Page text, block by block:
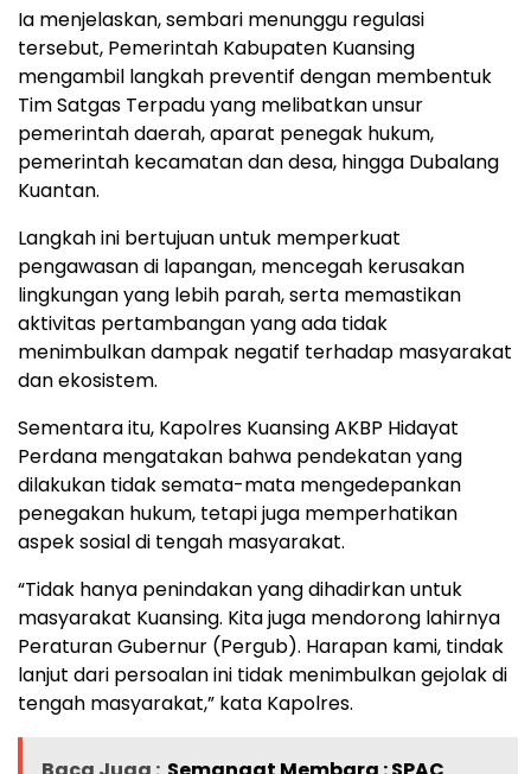
Ia menjelaskan, sembari menunggu regulasi
tersebut, Pemerintah Kabupaten Kuansing
mengambil langkah preventif dengan membentuk
Tim Satgas Terpadu yang melibatkan unsur
pemerintah daerah, aparat penegak hukum,
pemerintah kecamatan dan desa, hingga Dubalang
Kuantan.
Langkah ini bertujuan untuk memperkuat
pengawasan di lapangan, mencegah kerusakan
lingkungan yang lebih parah, serta memastikan
aktivitas pertambangan yang ada tidak
menimbulkan dampak negatif terhadap masyarakat
dan ekosistem.
Sementara itu, Kapolres Kuansing AKBP Hidayat
Perdana mengatakan bahwa pendekatan yang
dilakukan tidak semata-mata mengedepankan
penegakan hukum, tetapi juga memperhatikan
aspek sosial di tengah masyarakat.
“Tidak hanya penindakan yang dihadirkan untuk
masyarakat Kuansing. Kita juga mendorong lahirnya
Peraturan Gubernur (Pergub). Harapan kami, tindak
lanjut dari persoalan ini tidak menimbulkan gejolak di
tengah masyarakat,” kata Kapolres.